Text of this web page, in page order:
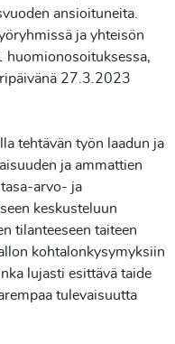
ansioituneita.
ja yhteisön
huomionosoituksessa,
27.3.2023
tehtävän työn laadun ja
ja ammattien
arvo- ja
keskusteluun
tilanteeseen taiteen
kohtalonkysymyksiin
lujasti esittävä taide
tulevaisuutta